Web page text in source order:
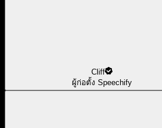
Cliff
ผู้ก่อตั้ง Speechify